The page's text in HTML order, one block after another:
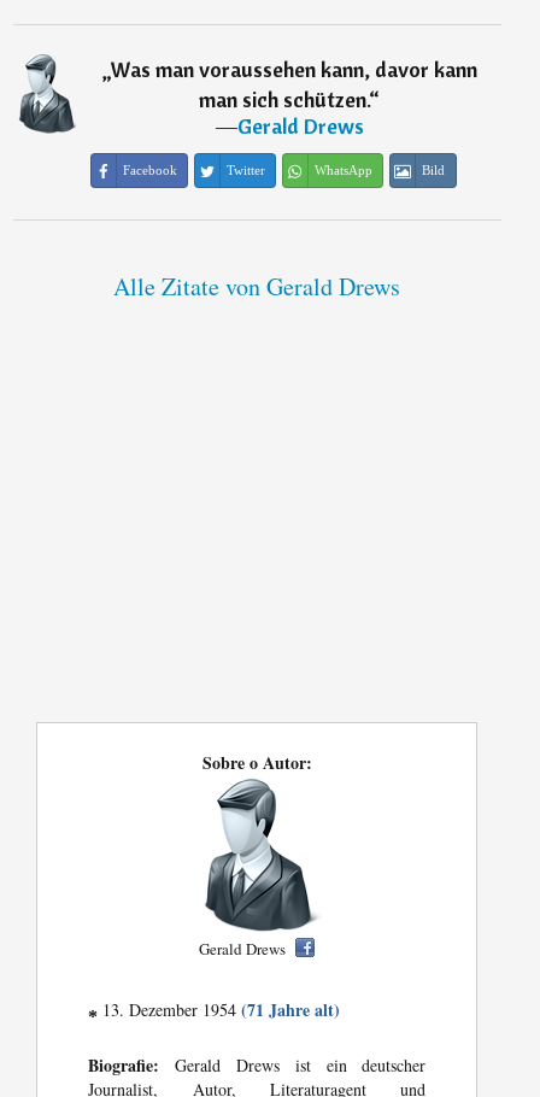
„Was man voraussehen kann, davor kann
man sich schützen.“
―Gerald Drews
Facebook Twitter WhatsApp Bild
Alle Zitate von Gerald Drews
Sobre o Autor:
Gerald Drews
* 13. Dezember 1954(71 Jahre alt)
Biografie: Gerald Drews ist ein deutscher
Journalist, Autor, Literaturagent und